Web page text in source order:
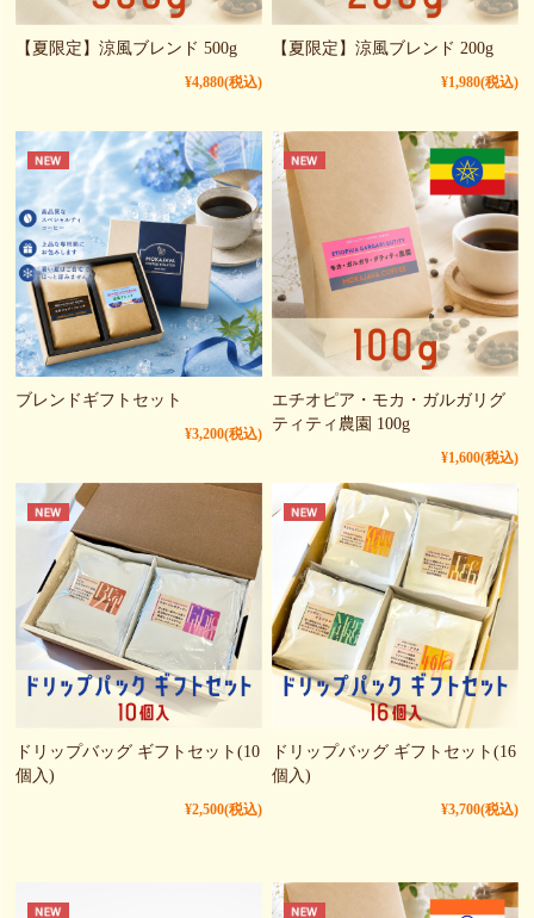
【夏限定】涼風ブレンド 500g
¥4,880(税込)
【夏限定】涼風ブレンド 200g
¥1,980(税込)
ブレンドギフトセット
¥3,200(税込)
エチオピア・モカ・ガルガリグ
ティティ農園 100g
¥1,600(税込)
ドリップバッグ ギフトセット(10
個入)
¥2,500(税込)
ドリップバッグ ギフトセット(16
個入)
¥3,700(税込)